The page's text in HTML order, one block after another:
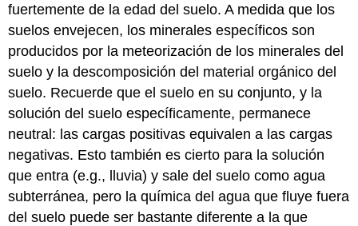
fuertemente de la edad del suelo. A medida que los
suelos envejecen, los minerales específicos son
producidos por la meteorización de los minerales del
suelo y la descomposición del material orgánico del
suelo. Recuerde que el suelo en su conjunto, y la
solución del suelo específicamente, permanece
neutral: las cargas positivas equivalen a las cargas
negativas. Esto también es cierto para la solución
que entra (e.g., lluvia) y sale del suelo como agua
subterránea, pero la química del agua que fluye fuera
del suelo puede ser bastante diferente a la que